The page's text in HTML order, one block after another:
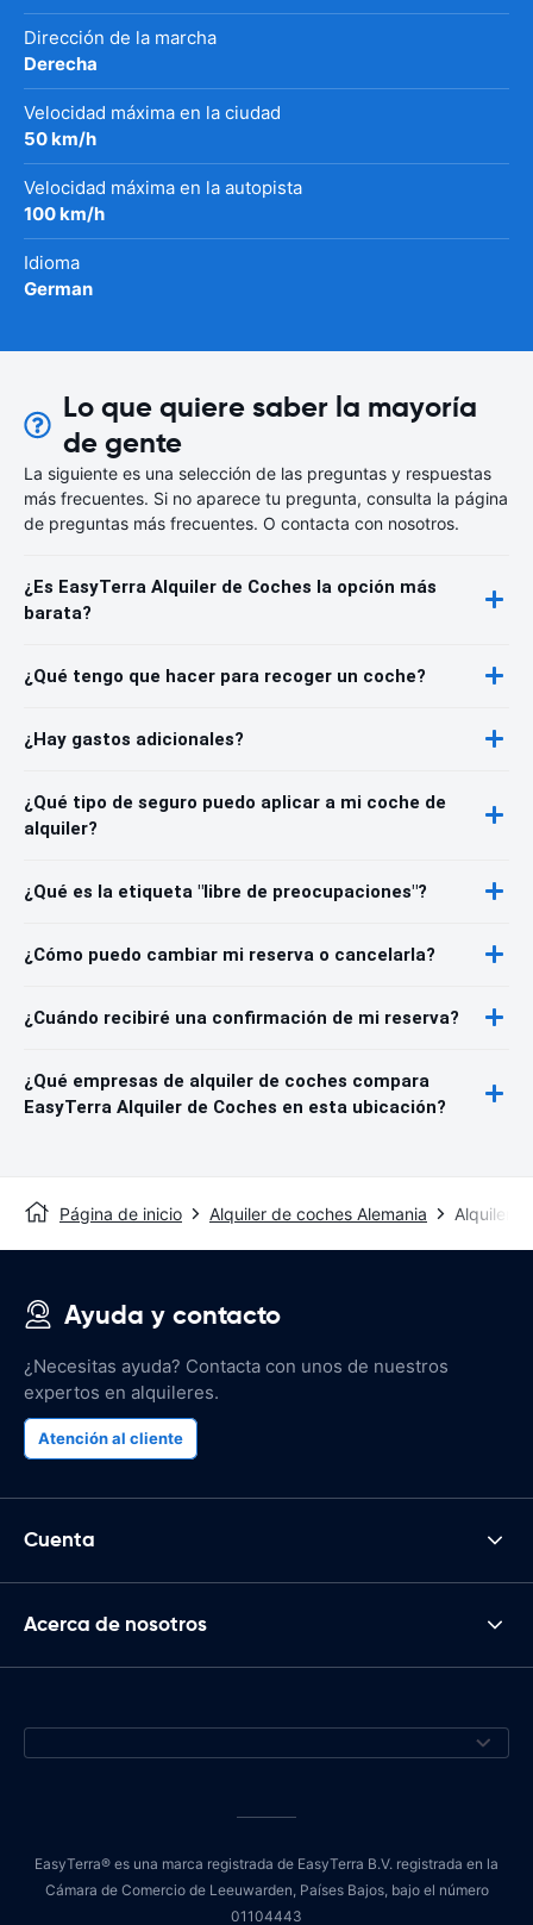
Dirección de la marcha
Derecha
Velocidad máxima en la ciudad
50 km/h
Velocidad máxima en la autopista
100 km/h
Idioma
German
Lo que quiere saber la mayoría
de gente
La siguiente es una selección de las preguntas y respuestas
más frecuentes. Si no aparece tu pregunta, consulta la página
de preguntas más frecuentes. O contacta con nosotros.
¿Es EasyTerra Alquiler de Coches la opción más
barata?
¿Qué tengo que hacer para recoger un coche?
¿Hay gastos adicionales?
¿Qué tipo de seguro puedo aplicar a mi coche de
alquiler?
¿Qué es la etiqueta "libre de preocupaciones"?
¿Cómo puedo cambiar mi reserva o cancelarla?
¿Cuándo recibiré una confirmación de mi reserva?
¿Qué empresas de alquiler de coches compara
EasyTerra Alquiler de Coches en esta ubicación?
Página de inicio Alquiler de coches Alemania Alquiler
Ayuda y contacto
¿Necesitas ayuda? Contacta con unos de nuestros
expertos en alquileres.
Atención al cliente
Cuenta
Acerca de nosotros
EasyTerra® es una marca registrada de EasyTerra B.V. registrada en la
Cámara de Comercio de Leeuwarden, Países Bajos, bajo el número
01104443